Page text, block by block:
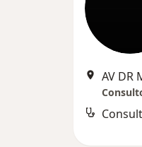
AV DR